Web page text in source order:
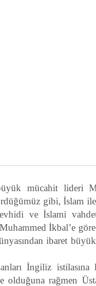
mücahit lideri
gibi, İslam
ve İslami
İkbal’e
ibaret
İngiliz
olduğuna rağmen